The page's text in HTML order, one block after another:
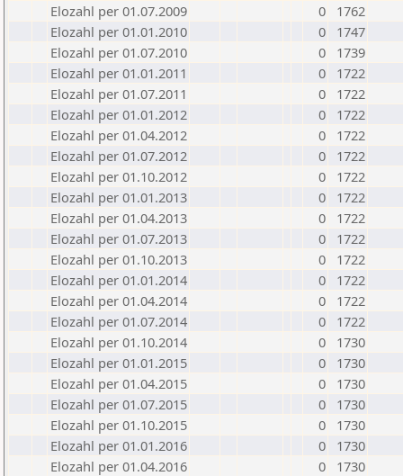
Elozahl per 01.07.2009
0
1762
Elozahl per 01.01.2010
0
1747
Elozahl per 01.07.2010
0
1739
Elozahl per 01.01.2011
0
1722
Elozahl per 01.07.2011
0
1722
Elozahl per 01.01.2012
0
1722
Elozahl per 01.04.2012
0
1722
Elozahl per 01.07.2012
0
1722
Elozahl per 01.10.2012
0
1722
Elozahl per 01.01.2013
0
1722
Elozahl per 01.04.2013
0
1722
Elozahl per 01.07.2013
0
1722
Elozahl per 01.10.2013
0
1722
Elozahl per 01.01.2014
0
1722
Elozahl per 01.04.2014
0
1722
Elozahl per 01.07.2014
0
1722
Elozahl per 01.10.2014
0
1730
Elozahl per 01.01.2015
0
1730
Elozahl per 01.04.2015
0
1730
Elozahl per 01.07.2015
0
1730
Elozahl per 01.10.2015
0
1730
Elozahl per 01.01.2016
0
1730
Elozahl per 01.04.2016
0
1730